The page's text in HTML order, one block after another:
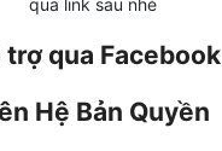
qua link sau nhé
trợ qua Facebook
Hệ Bản Quyền